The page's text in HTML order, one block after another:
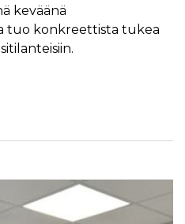
keväänä
tuo konkreettista tukea